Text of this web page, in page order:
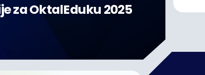
za OktalEduku 2025